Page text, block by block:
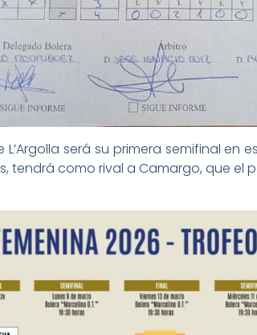
será su primera semifinal en
tendrá como rival a Camargo, que